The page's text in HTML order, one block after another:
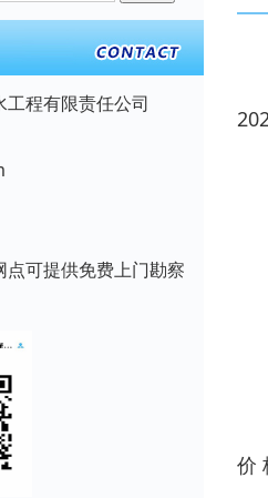
程有限责任公司
可提供免费上门勘察
价